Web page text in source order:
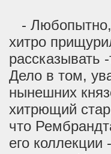
- Любопытно,
хитро
рассказывать
Дело в том,
нынешних
хитрющий
что
его коллекции